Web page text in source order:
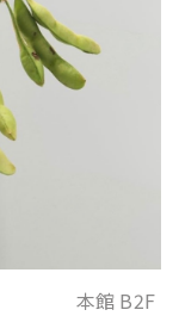
本館 B2F